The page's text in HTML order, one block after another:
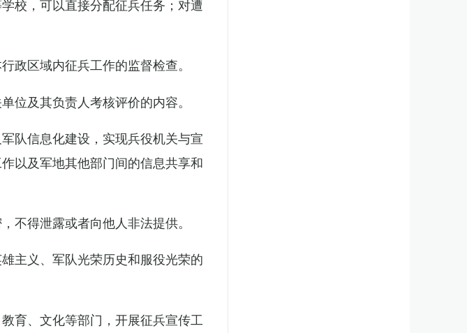
校，可以直接分配征兵任务；对遭
政区域内征兵工作的监督检查。
位及其负责人考核评价的内容。
队信息化建设，实现兵役机关与宣
以及军地其他部门间的信息共享和
不得泄露或者向他人非法提供。
主义、军队光荣历史和服役光荣的
育、文化等部门，开展征兵宣传工